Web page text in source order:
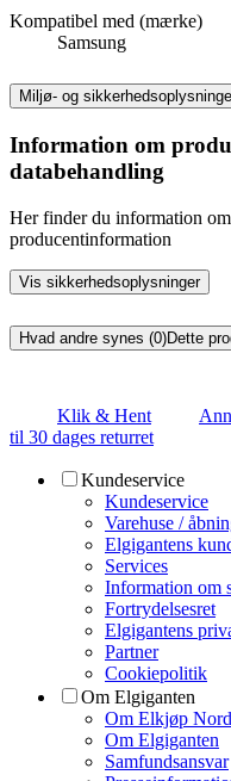
Kompatibel med (mærke)
Samsung
Miljø- og
Information om
databehandling
Her finder du information
producentinformation
Vis sikkerhedsoplysninger
Hvad andre synes (0)Dette
Klik & Hent
til 30 dages returret
Kundeservice
Kundeservice
Varehuse /
Elgigantens
Services
Information om
Fortrydelsesret
Elgigantens
Partner
Cookiepolitik
Om Elgiganten
Om Elkjøp
Om Elgiganten
Samfundsansvar